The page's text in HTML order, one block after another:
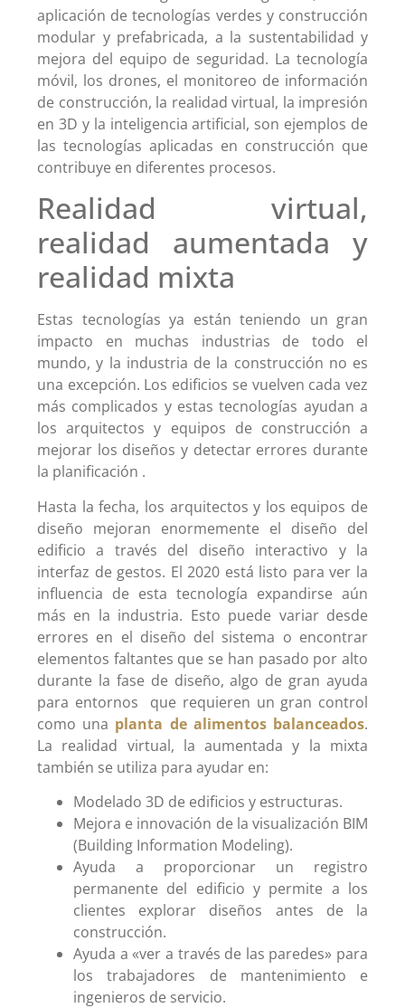
aplicación de tecnologías verdes y construcción
modular y prefabricada, a la sustentabilidad y
mejora del equipo de seguridad. La tecnología
móvil, los drones, el monitoreo de información
de construcción, la realidad virtual, la impresión
en 3D y la inteligencia artificial, son ejemplos de
las tecnologías aplicadas en construcción que
contribuye en diferentes procesos.
Realidad virtual,
realidad aumentada y
realidad mixta
Estas tecnologías ya están teniendo un gran
impacto en muchas industrias de todo el
mundo, y la industria de la construcción no es
una excepción. Los edificios se vuelven cada vez
más complicados y estas tecnologías ayudan a
los arquitectos y equipos de construcción a
mejorar los diseños y detectar errores durante
la planificación .
Hasta la fecha, los arquitectos y los equipos de
diseño mejoran enormemente el diseño del
edificio a través del diseño interactivo y la
interfaz de gestos. El 2020 está listo para ver la
influencia de esta tecnología expandirse aún
más en la industria. Esto puede variar desde
errores en el diseño del sistema o encontrar
elementos faltantes que se han pasado por alto
durante la fase de diseño, algo de gran ayuda
para entornos que requieren un gran control
como una planta de alimentos balanceados.
La realidad virtual, la aumentada y la mixta
también se utiliza para ayudar en:
Modelado 3D de edificios y estructuras.
Mejora e innovación de la visualización BIM
(Building Information Modeling).
Ayuda a proporcionar un registro
permanente del edificio y permite a los
clientes explorar diseños antes de la
construcción.
Ayuda a «ver a través de las paredes» para
los trabajadores de mantenimiento e
ingenieros de servicio.